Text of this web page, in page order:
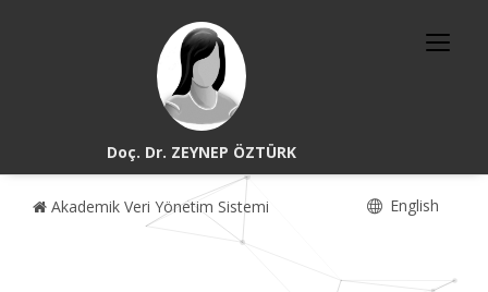
Doç. Dr. ZEYNEP ÖZTÜRK
Akademik Veri Yönetim Sistemi English